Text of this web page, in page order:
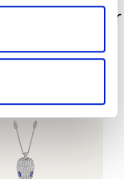
scelti per